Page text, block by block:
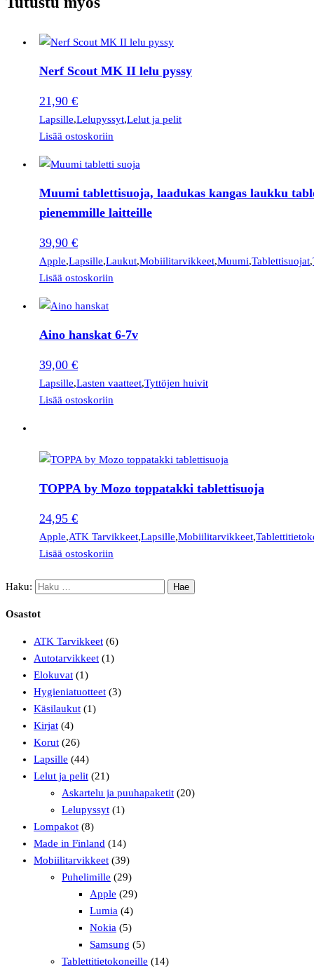
Nerf Scout MK II lelu pyssy
21,90 €
Lapsille,Lelupyssyt,Lelut ja pelit
Lisää ostoskoriin
Muumi tablettisuoja, laadukas kangas laukku
pienemmille laitteille
39,90 €
Apple,Lapsille,Laukut,Mobiilitarvikkeet,Muumi,Tablettisuojat,
Lisää ostoskoriin
Aino hanskat 6-7v
39,00 €
Lapsille,Lasten vaatteet,Tyttöjen huivit
Lisää ostoskoriin
TOPPA by Mozo toppatakki tablettisuoja
24,95 €
Apple,ATK Tarvikkeet,Lapsille,Mobiilitarvikkeet,
Lisää ostoskoriin
Haku:
Osastot
ATK Tarvikkeet (6)
Autotarvikkeet (1)
Elokuvat (1)
Hygieniatuotteet (3)
Käsilaukut (1)
Kirjat (4)
Korut (26)
Lapsille (44)
Lelut ja pelit (21)
Askartelu ja puuhapaketit (20)
Lelupyssyt (1)
Lompakot (8)
Made in Finland (14)
Mobiilitarvikkeet (39)
Puhelimille (29)
Apple (29)
Lumia (4)
Nokia (5)
Samsung (5)
Tablettitietokoneille (14)